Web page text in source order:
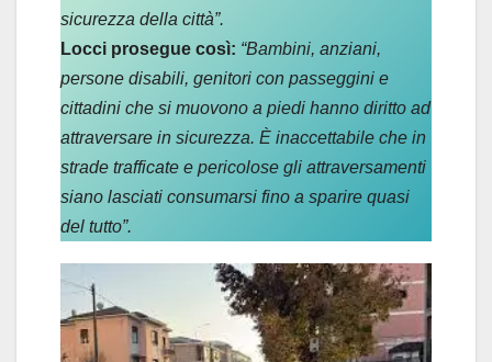
sicurezza della città”.
Locci prosegue così: “Bambini, anziani,
persone disabili, genitori con passeggini e
cittadini che si muovono a piedi hanno diritto ad
attraversare in sicurezza. È inaccettabile che in
strade trafficate e pericolose gli attraversamenti
siano lasciati consumarsi fino a sparire quasi
del tutto”.